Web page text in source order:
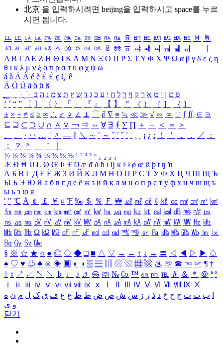
北京 을 입력하시려면 beijing을 입력하시고 space를 누르
시면 됩니다.
ㅥ ㅦ ㅧ ㅨ ㅩ ㅪ ㅫ ㅬ ㅭ ㅮ ㅯ ㅰ ㅱ ㅲ ㅳ ㅴ ㅵ ㅶ ㅷ ㅸ
ㅹ
ㅺ ㅻ ㅼ ㅽ ㅾ ㅿ ㆀ ㆁ ㆂ ㆃ ㆄ ㆅ ㆆ ㆇ ㆈ ㆉ ㆊ ㆋ ㆌ ㆍ
ㆎ
Α Β ΓΔ Ε Ζ Η Θ Ι ΚΛ Μ Ν Ξ Ο Π Ρ Σ ΤΥ Φ Χ Ψ Ω α β γ δ ε ζ η
θ ι κ λ μ ν ξ ο π ρ σ τ υ φ χ ψ ω
á à Á À é è É È ç Ç ê
Ä Ö Ü ä ö ü ß
ִֶֹ ֻּ ׁׂ פ ם ן ו ט א ר ק ף ך ל ח י ע כ ג ד ש ץ ת צ מ נ ה ב
‘ ’ “ ” 〔 〕 〈 〉 「 」 『 』 【 】 ＂ （ ） ［ ］ ｛ ｝
± × ÷ ≠ ≤ ≥ ∞ ∴ ♂ ♀ ∠ ⊥ ⌒ ∂ ∇ ≡ ≒ ≪ ≫ √ ∽ ∝ ∵ ∫ ∬ ∈ ∋
⊆ ⊇ ⊂ ⊃ ∪ ∩ ∧ ∨ ￢ ⇒ ⇔ ∀ ∃ ∮ ∑ ∏ ＋ － ＜ ＝
＞
、
。 · ‥ … ¨ 〃 ― ＼ ∼ ´ ～ ˇ ˘ ˝ ˚ ˙ ¸ ¡ ¿ ː ！ ＇ ， ． ／
：
；
？ ＾ ｀
½ ⅓ ⅔ ¼ ¾ ⅛ ⅜ ⅝ ⅞ ¹ ² ³ ⁴ ⁿ ₁ ₂ ₃ ₄
Æ Ð Ħ Ĳ Ł Ø Œ Þ Ŧ Ŋ æ đ ð ħ ı ĳ ĸ ŀ ł ø œ ß þ ŧ ŋ ŉ
А Б В Г Д Е Ё Ж З И Й К Л М Н О П Р С Т У Ф Х Ц Ч Ш Щ Ъ
Ы Ь Э Ю Я а б в г д е ё ж з и й к л м н о п р с т у ф х ц ч ш щ ъ
ы ь э ю я
′ ″ ℃ Å ￠ ￡ ￥ ¤ ℉ ‰ ＄ ％ Ｆ ￦ ㎕ ㎖ ㎗ ℓ ㎘ ㏄ ㎣ ㎤ ㎥ ㎦
㎙ ㎚ ㎛ ㎜ ㎝ ㎞ ㎟ ㎠ ㎡ ㎢ ㏊ ㎍ ㎎ ㎏ ㏏ ㎈ ㎉ ㏈ ㎧ ㎨ ㎰
㎱ ㎲ ㎳ ㎴ ㎵ ㎶ ㎷ ㎸ ㎹ ㎀ ㎁ ㎂ ㎃ ㎄ ㎺ ㎻ ㎽ ㎾ ㎿ ㎐ ㎑
㎒ ㎓ ㎔ Ω ㏀ ㏁ ㎊ ㎋ ㎌ ㏖ ㏅ ㎭ ㎮ ㎯ ㏛ ㎩ ㎪ ㎫ ㎬ ㏝ ㏐
㏓
㏃ ㏉ ㏜ ㏆
§ ※ ☆ ★ ○ ● ◎ ◇ ◆ □ ■ △ ▽ → ← ↑ ↓ ↔ 〓 ◁ ◀ ▷ ▶ ♤
♠ ♡ ♥ ♧ ♣ ⊙ ◈ ▣ ◐ ◑ ▒ ▤ ▨ ▧ ▦ ▩ ♨ ☏ ☎ ☜ ☞ ¶ †
‡ ↕ ↗ ↙ ↖ ↘ ♭ ♩ ♪ ♬ ㉿ ㈜ № ㏇ ™ ㏂ ㏘ ℡ ＃ ＆ ＊ ＠ ª º
ⅰ
ⅱ ⅲ ⅳ ⅴ ⅵ ⅶ ⅷ ⅸ ⅹ Ⅳ Ⅴ Ⅵ Ⅶ Ⅷ Ⅸ Ⅹ
ب ت ث ج ح خ د ذ ر ز س ش ص ض ط ظ ع غ ف ق ک ل م ن ه
و ی
닫기